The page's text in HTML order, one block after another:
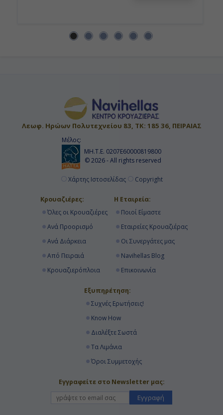
Λεωφ. Ηρώων Πολυτεχνείου 83, ΤΚ: 185 36, ΠΕΙΡΑΙΑΣ
Μέλος:
ΜΗ.Τ.Ε. 0207Ε60000819800
© 2026 - All rights reserved
Χάρτης Ιστοσελίδας Copyright
Κρουαζιέρες:
Όλες οι Κρουαζιέρες
Ανά Προορισμό
Ανά Διάρκεια
Από Πειραιά
Κρουαζιερόπλοια
Η Εταιρεία:
Ποιοί Είμαστε
Εταιρείες Κρουαζιέρας
Οι Συνεργάτες μας
Navihellas Blog
Επικοινωνία
Εξυπηρέτηση:
Συχνές Ερωτήσεις!
Know How
Διαλέξτε Σωστά
Τα Λιμάνια
Όροι Συμμετοχής
Εγγραφείτε στο Newsletter μας:
Εγγραφή